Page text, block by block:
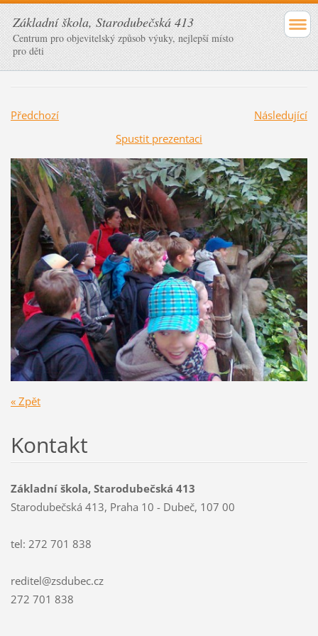
Základní škola, Starodubečská 413
Centrum pro objevitelský způsob výuky, nejlepší místo
pro děti
Předchozí
Následující
Spustit prezentaci
« Zpět
Kontakt
Základní škola, Starodubečská 413
Starodubečská 413, Praha 10 - Dubeč, 107 00
tel: 272 701 838
reditel@zsdubec.cz
272 701 838